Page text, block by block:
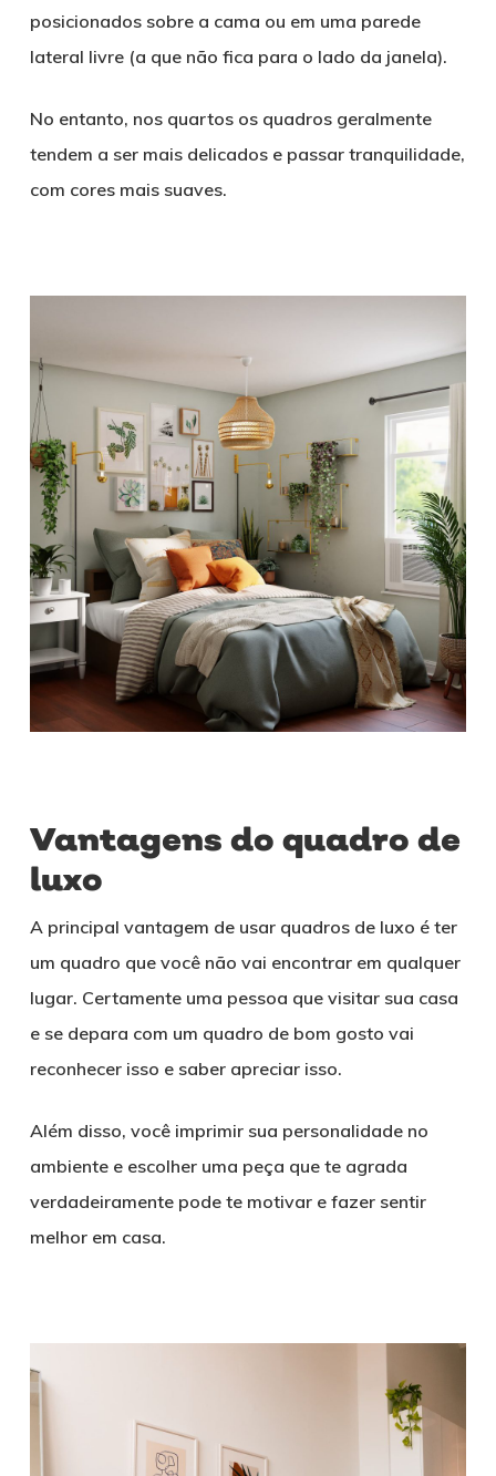
posicionados sobre a cama ou em uma parede
lateral livre (a que não fica para o lado da janela).
No entanto, nos quartos os quadros geralmente
tendem a ser mais delicados e passar tranquilidade,
com cores mais suaves.
Vantagens do quadro de
luxo
A principal vantagem de usar quadros de luxo é ter
um quadro que você não vai encontrar em qualquer
lugar. Certamente uma pessoa que visitar sua casa
e se depara com um quadro de bom gosto vai
reconhecer isso e saber apreciar isso.
Além disso, você imprimir sua personalidade no
ambiente e escolher uma peça que te agrada
verdadeiramente pode te motivar e fazer sentir
melhor em casa.